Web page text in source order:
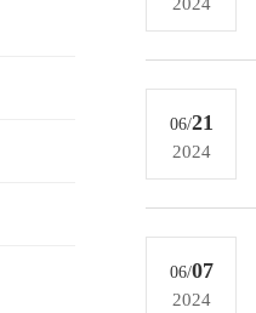
06/21
2024
06/07
2024